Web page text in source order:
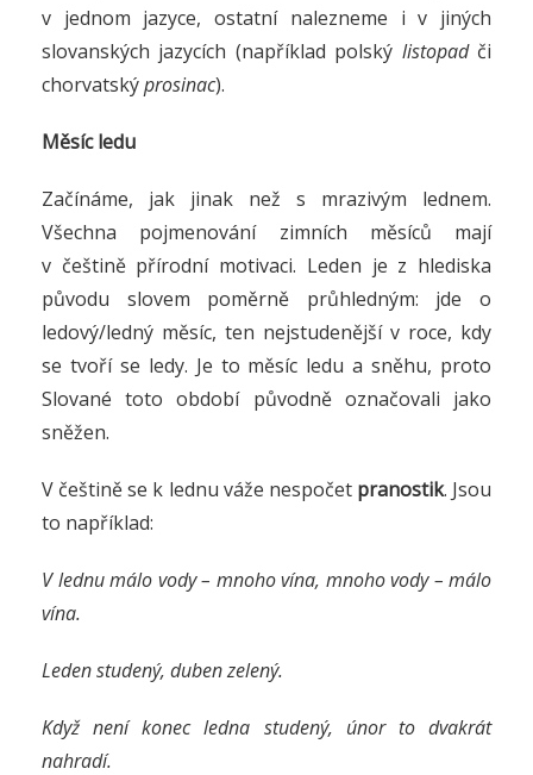
v jednom jazyce, ostatní nalezneme i v jiných
slovanských jazycích (například polský listopadči
chorvatskýprosinac).
Měsíc ledu
Začínáme, jak jinak než s mrazivým lednem.
Všechna pojmenování zimních měsíců mají
v češtině přírodní motivaci. Leden je z hlediska
původu slovem poměrně průhledným: jde o
ledový/ledný měsíc, ten nejstudenější v roce, kdy
se tvoří se ledy. Je to měsíc ledu a sněhu, proto
Slované toto období původně označovali jako
sněžen.
V češtině se k lednu váže nespočet pranostik. Jsou
to například:
V lednu málo vody – mnoho vína, mnoho vody – málo
vína.
Leden studený, duben zelený.
Když není konec ledna studený, únor to dvakrát
nahradí.